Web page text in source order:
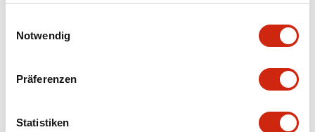
Notwendig
Präferenzen
Statistiken
Spezifikationen Alle erweitern+
Aesthetic Specifications
Environmental Specifications